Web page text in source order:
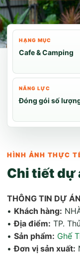
HẠNG MỤC
Cafe & Camping
NĂNG LỰC
Đóng gói số
HÌNH ẢNH THỰC
Chi tiết dự
THÔNG TIN DỰ ÁN
• Khách hàng:
•Địa điểm: TP.
• Sản phẩm: Ghế
•Đơn vị sản xuất: